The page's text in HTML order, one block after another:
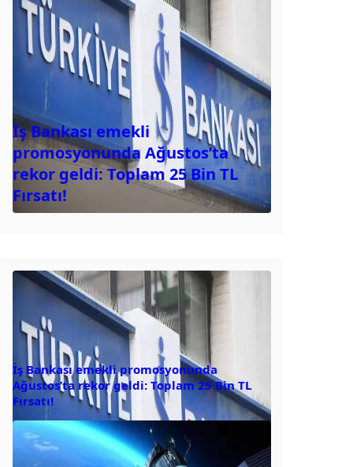
İş Bankası emekli
promosyonunda Ağustos’ta
rekor geldi: Toplam 25 Bin TL
Fırsatı!
İş Bankası emekli promosyonunda
Ağustos’ta rekor geldi: Toplam 25 Bin TL
Fırsatı!